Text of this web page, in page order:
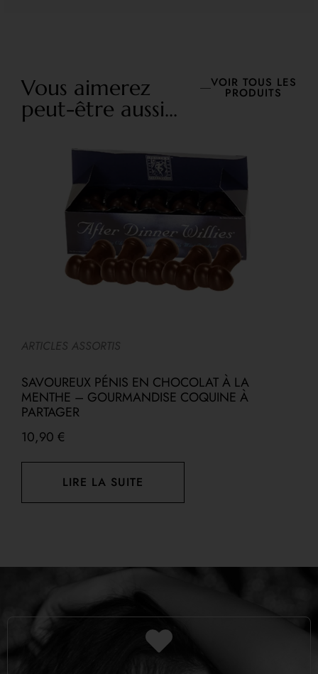
Vous aimerez
peut-être aussi...
VOIR TOUS LES
PRODUITS
ARTICLES ASSORTIS
SAVOUREUX PÉNIS EN CHOCOLAT À LA
MENTHE – GOURMANDISE COQUINE À
PARTAGER
10,90 €
LIRE LA SUITE